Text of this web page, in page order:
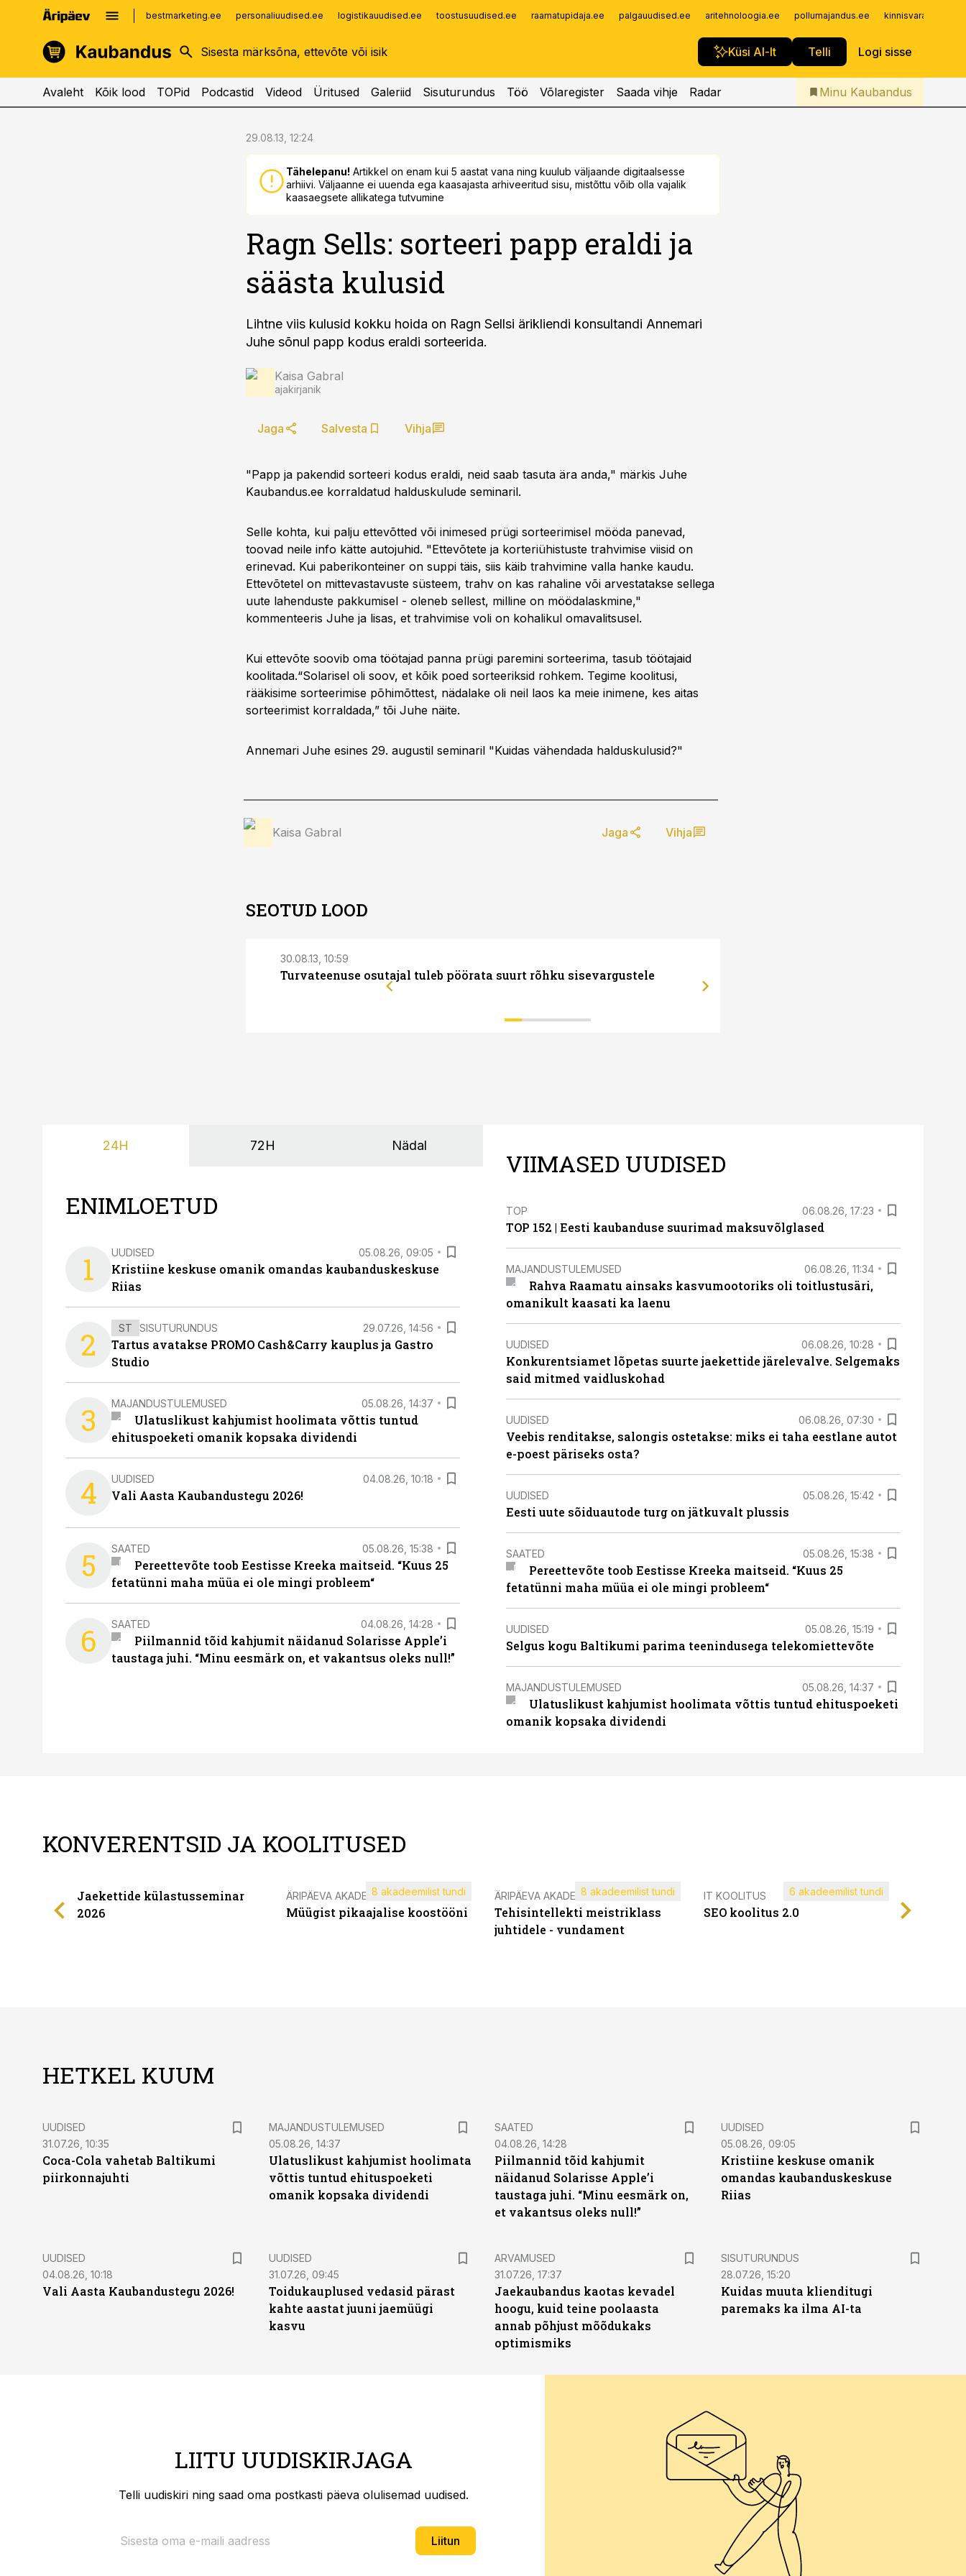
bestmarketing.ee personaliuudised.ee logistikauudised.ee toostusuudised.ee raamatupidaja.ee palgauudised.ee aritehnoloogia.ee pollumajandus.ee
Küsi AI-lt Telli Logi sisse
kinnisvarauudised.ee
logistikauudised.ee
imelineajalugu.ee
Infopank
Iseteenindus
Telli Kaubandus
Avaleht Kõik lood TOPid Podcastid Videod Üritused Galeriid Sisuturundus Töö Võlaregister Saada vihje Radar Minu Kaubandus
29.08.13, 12:24
Tähelepanu! Artikkel on enam kui 5 aastat vana ning kuulub väljaande digitaalsesse
arhiivi. Väljaanne ei uuenda ega kaasajasta arhiveeritud sisu, mistõttu võib olla vajalik
kaasaegsete allikatega tutvumine
Ragn Sells: sorteeri papp eraldi ja
säästa kulusid
Lihtne viis kulusid kokku hoida on Ragn Sellsi ärikliendi konsultandi Annemari
Juhe sõnul papp kodus eraldi sorteerida.
Kaisa Gabral
ajakirjanik
Jaga Salvesta Vihja
"Papp ja pakendid sorteeri kodus eraldi, neid saab tasuta ära anda," märkis Juhe
Kaubandus.ee korraldatud halduskulude seminaril.
Selle kohta, kui palju ettevõtted või inimesed prügi sorteerimisel mööda panevad,
toovad neile info kätte autojuhid. "Ettevõtete ja korteriühistuste trahvimise viisid on
erinevad. Kui paberikonteiner on suppi täis, siis käib trahvimine valla hanke kaudu.
Ettevõtetel on mittevastavuste süsteem, trahv on kas rahaline või arvestatakse sellega
uute lahenduste pakkumisel - oleneb sellest, milline on möödalaskmine,"
kommenteeris Juhe ja lisas, et trahvimise voli on kohalikul omavalitsusel.
Kui ettevõte soovib oma töötajad panna prügi paremini sorteerima, tasub töötajaid
koolitada.“Solarisel oli soov, et kõik poed sorteeriksid rohkem. Tegime koolitusi,
rääkisime sorteerimise põhimõttest, nädalake oli neil laos ka meie inimene, kes aitas
sorteerimist korraldada,” tõi Juhe näite.
Annemari Juhe esines 29. augustil seminaril "Kuidas vähendada halduskulusid?"
Kaisa Gabral Jaga Vihja
SEOTUD LOOD
30.08.13, 10:59
Turvateenuse osutajal tuleb pöörata suurt rõhku sisevargustele
24H 72H Nädal
ENIMLOETUD
1 UUDISED 05.08.26, 09:05
Kristiine keskuse omanik omandas kaubanduskeskuse
Riias
2 ST SISUTURUNDUS 29.07.26, 14:56
Tartus avatakse PROMO Cash&Carry kauplus ja Gastro
Studio
3 MAJANDUSTULEMUSED 05.08.26, 14:37
Ulatuslikust kahjumist hoolimata võttis tuntud
ehituspoeketi omanik kopsaka dividendi
4 UUDISED 04.08.26, 10:18
Vali Aasta Kaubandustegu 2026!
5 SAATED 05.08.26, 15:38
Pereettevõte toob Eestisse Kreeka maitseid. “Kuus 25
fetatünni maha müüa ei ole mingi probleem“
6 SAATED 04.08.26, 14:28
Piilmannid tõid kahjumit näidanud Solarisse Apple’i
taustaga juhi. “Minu eesmärk on, et vakantsus oleks null!”
VIIMASED UUDISED
TOP 06.08.26, 17:23
TOP 152 | Eesti kaubanduse suurimad maksuvõlglased
MAJANDUSTULEMUSED 06.08.26, 11:34
Rahva Raamatu ainsaks kasvumootoriks oli toitlustusäri,
omanikult kaasati ka laenu
UUDISED 06.08.26, 10:28
Konkurentsiamet lõpetas suurte jaekettide järelevalve. Selgemaks
said mitmed vaidluskohad
UUDISED 06.08.26, 07:30
Veebis renditakse, salongis ostetakse: miks ei taha eestlane autot
e-poest päriseks osta?
UUDISED 05.08.26, 15:42
Eesti uute sõiduautode turg on jätkuvalt plussis
SAATED 05.08.26, 15:38
Pereettevõte toob Eestisse Kreeka maitseid. “Kuus 25
fetatünni maha müüa ei ole mingi probleem“
UUDISED 05.08.26, 15:19
Selgus kogu Baltikumi parima teenindusega telekomiettevõte
MAJANDUSTULEMUSED 05.08.26, 14:37
Ulatuslikust kahjumist hoolimata võttis tuntud ehituspoeketi
omanik kopsaka dividendi
KONVERENTSID JA KOOLITUSED
Jaekettide külastusseminar
2026
ÄRIPÄEVA AKADEEMIA
Müügist pikaajalise koostööni
8 akadeemilist tundi ÄRIPÄEVA AKADEEMIA
Tehisintellekti meistriklass
juhtidele - vundament
8 akadeemilist tundi IT KOOLITUS
SEO koolitus 2.0
6 akadeemilist tundi
HETKEL KUUM
UUDISED
31.07.26, 10:35
Coca-Cola vahetab Baltikumi
piirkonnajuhti
MAJANDUSTULEMUSED
05.08.26, 14:37
Ulatuslikust kahjumist hoolimata
võttis tuntud ehituspoeketi
omanik kopsaka dividendi
SAATED
04.08.26, 14:28
Piilmannid tõid kahjumit
näidanud Solarisse Apple’i
taustaga juhi. “Minu eesmärk on,
et vakantsus oleks null!”
UUDISED
05.08.26, 09:05
Kristiine keskuse omanik
omandas kaubanduskeskuse
Riias
UUDISED
04.08.26, 10:18
Vali Aasta Kaubandustegu 2026!
UUDISED
31.07.26, 09:45
Toidukauplused vedasid pärast
kahte aastat juuni jaemüügi
kasvu
ARVAMUSED
31.07.26, 17:37
Jaekaubandus kaotas kevadel
hoogu, kuid teine poolaasta
annab põhjust mõõdukaks
optimismiks
ST
SISUTURUNDUS
28.07.26, 15:20
Kuidas muuta klienditugi
paremaks ka ilma AI-ta
LIITU UUDISKIRJAGA
Telli uudiskiri ning saad oma postkasti päeva olulisemad uudised.
Liitun